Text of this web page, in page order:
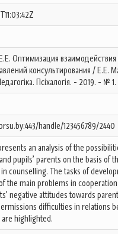
Оптимизация
консультирования / Е.Е.
Псіхалогія. - 2019. - №
handle/123456789/2440
an analysis of the
pupils’ parents on the basis of
counselling. The tasks of
the main problems in
negative attitudes towards
difficulties in relations
highlighted.